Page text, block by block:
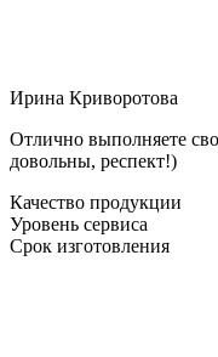
Ирина Криворотова
Отлично выполняете
довольны, респект!)
Качество продукции
Уровень сервиса
Срок изготовления